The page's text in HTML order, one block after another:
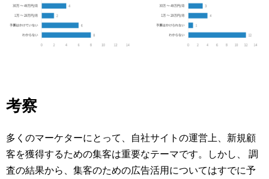
考察
多くのマーケターにとって、自社サイトの運営上、新規顧
客を獲得するための集客は重要なテーマです。しかし、 調
査の結果から、集客のための広告活用についてはすでに予